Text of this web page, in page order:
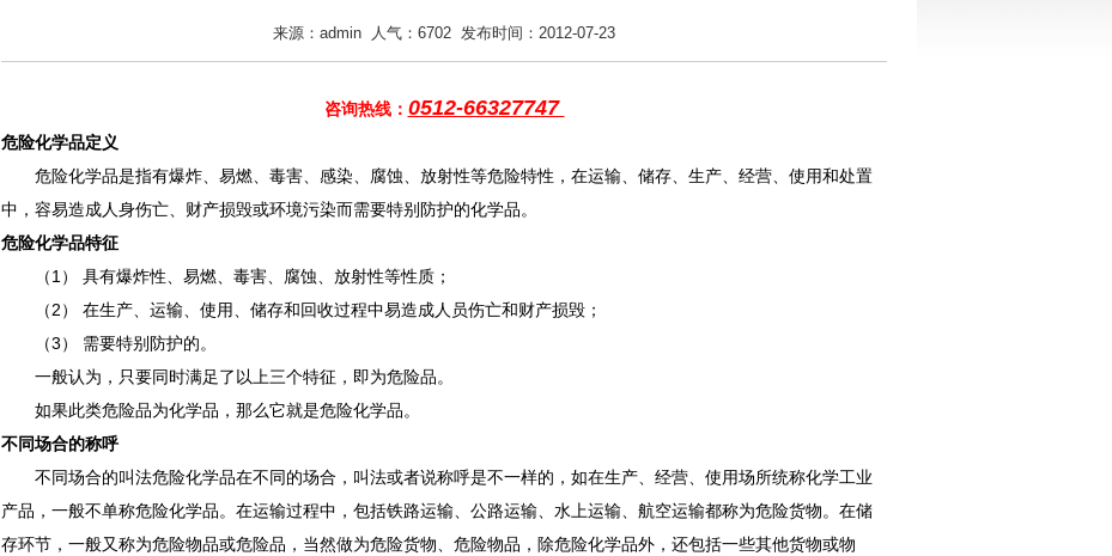
来源：admin 人气：6702 发布时间：2012-07-23
咨询热线： 0512-66327747
危险化学品定义
危险化学品是指有爆炸、易燃、毒害、感染、腐蚀、放射性等危险特性，在运输、储存、生产、经营、使用和处置
中，容易造成人身伤亡、财产损毁或环境污染而需要特别防护的化学品。
危险化学品特征
（1） 具有爆炸性、易燃、毒害、腐蚀、放射性等性质；
（2） 在生产、运输、使用、储存和回收过程中易造成人员伤亡和财产损毁；
（3） 需要特别防护的。
一般认为，只要同时满足了以上三个特征，即为危险品。
如果此类危险品为化学品，那么它就是危险化学品。
不同场合的称呼
不同场合的叫法危险化学品在不同的场合，叫法或者说称呼是不一样的，如在生产、经营、使用场所统称化学工业
产品，一般不单称危险化学品。在运输过程中，包括铁路运输、公路运输、水上运输、航空运输都称为危险货物。在储
存环节，一般又称为危险物品或危险品，当然做为危险货物、危险物品，除危险化学品外，还包括一些其他货物或物